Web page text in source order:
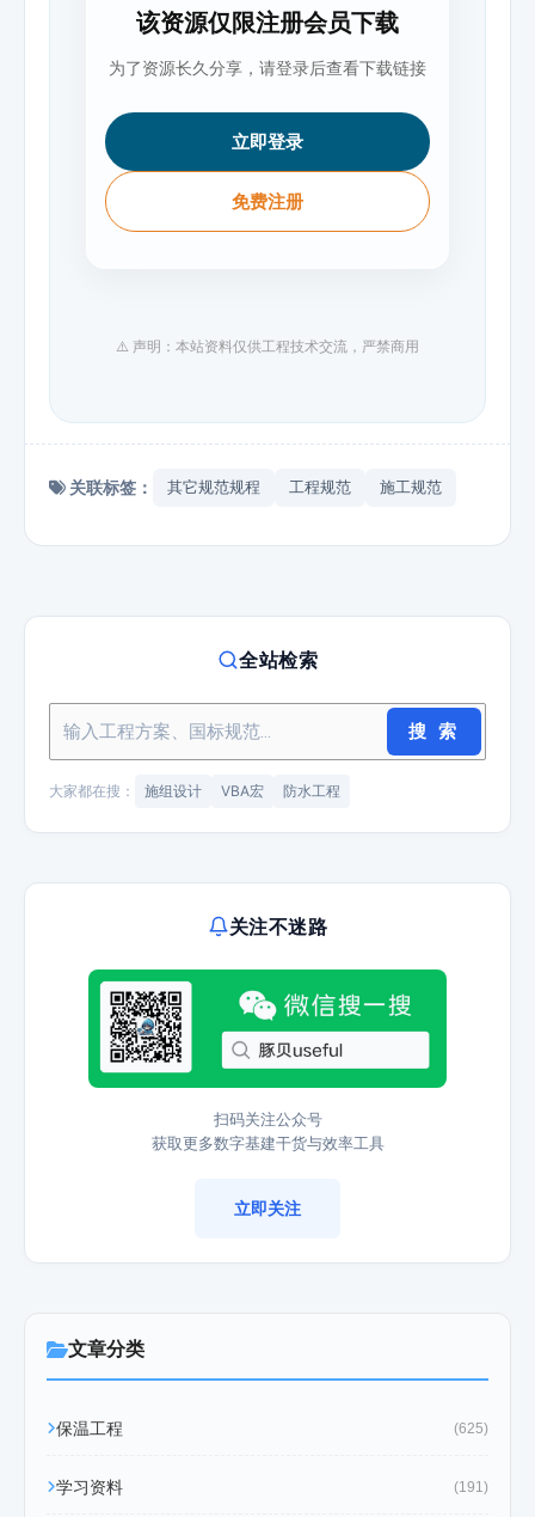
该资源仅限注册会员下载
为了资源长久分享，请登录后查看下载链接
立即登录
免费注册
⚠️ 声明：本站资料仅供工程技术交流，严禁商用
关联标签： 其它规范规程 工程规范 施工规范
全站检索
搜 索
大家都在搜： 施组设计 VBA宏 防水工程
关注不迷路
扫码关注公众号
获取更多数字基建干货与效率工具
立即关注
文章分类
保温工程 (625)
学习资料 (191)